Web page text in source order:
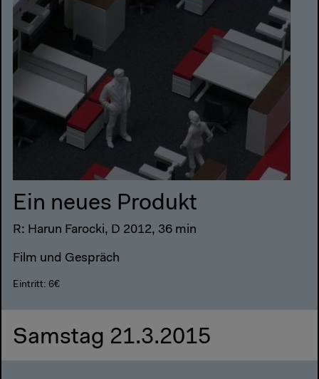
Ein neues Produkt
R: Harun Farocki, D 2012, 36 min
Film und Gespräch
Eintritt: 6€
Samstag 21.3.2015